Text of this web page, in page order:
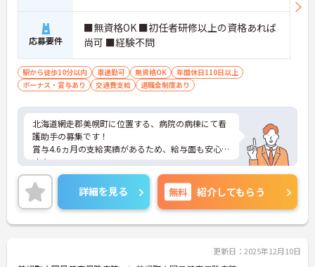
応募要件
■無資格OK ■初任者研修以上の資格あれば
尚可 ■経験不問
駅から徒歩10分以内 車通勤可 無資格OK
年間休日110日以上
ボーナス・賞与あり
交通費支給 退職金制度あり
北海道網走郡美幌町に位置する、病院の病棟にて看
護助手の募集です！
賞与4.6ヵ月の支給実績があるため、給与面も安心で
す☆
年間休日は121日あるので、ワークライフバランス
が叶います♪
マイカー通勤可能で無料駐車場もあるので、通勤ら
くらくです◎
ご興味のある方には、面接対策ポイントなど、さら
詳細を見る 無料 紹介してもらう
更新日：2025年12月10日